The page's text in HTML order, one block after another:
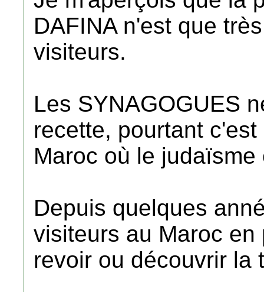
DAFINA n'est que
visiteurs.
Les SYNAGOGUES
recette, pourtant
Maroc où le
Depuis quelques
visiteurs au Maroc
revoir ou découvrir la